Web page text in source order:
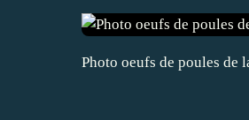
Photo oeufs de poules de